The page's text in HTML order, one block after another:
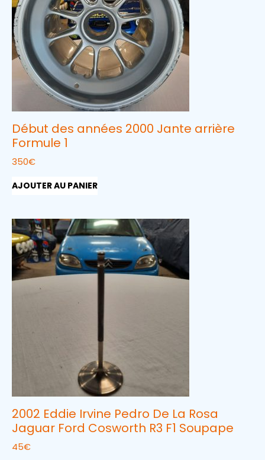
Début des années 2000 Jante arrière
Formule 1
350€
AJOUTER AU PANIER
2002 Eddie Irvine Pedro De La Rosa
Jaguar Ford Cosworth R3 F1 Soupape
45€